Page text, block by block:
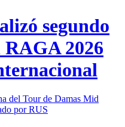
segundo
RAGA 2026